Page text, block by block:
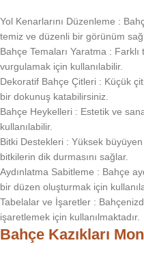
Yol Kenarlarını Düzenleme :
temiz ve düzenli bir görünüm
Bahçe Temaları Yaratma :
vurgulamak için kullanılabilir.
Dekoratif Bahçe Çitleri : Küçük
bir dokunuş katabilirsiniz.
Bahçe Heykelleri : Estetik ve
kullanılabilir.
Bitki Destekleri : Yüksek
bitkilerin dik durmasını sağlar.
Aydınlatma Sabitleme : Bahçe
bir düzen oluşturmak için
Tabelalar ve İşaretler :
işaretlemek için kullanılmaktadır.
Bahçe Kazıkları